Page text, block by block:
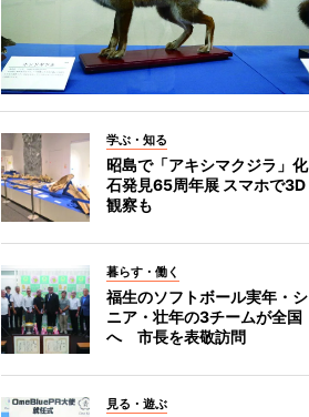
学ぶ・知る
昭島で「アキシマクジラ」化
石発見65周年展 スマホで3D
観察も
暮らす・働く
福生のソフトボール実年・シ
ニア・壮年の3チームが全国
へ 市長を表敬訪問
見る・遊ぶ